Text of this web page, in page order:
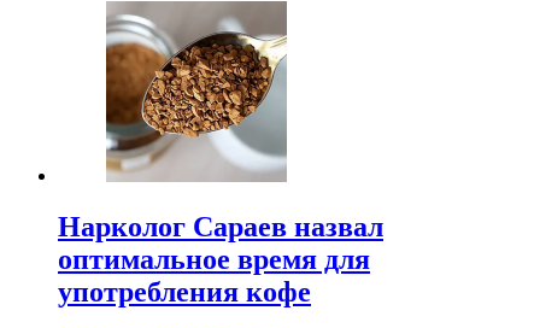
Нарколог Сараев назвал
оптимальное время для
употребления кофе